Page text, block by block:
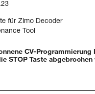
für Zimo Decoder
Tool
CV-Programmierung
STOP Taste abgebrochen